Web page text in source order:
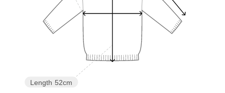
Length 52cm